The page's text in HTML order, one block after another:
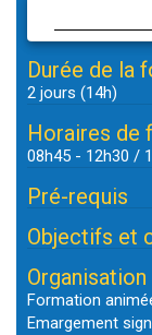
Durée de la
2 jours (14h)
Horaires de
08h45 - 12h30 /
Pré-requis
Objectifs et
Organisation
Formation
Emargement